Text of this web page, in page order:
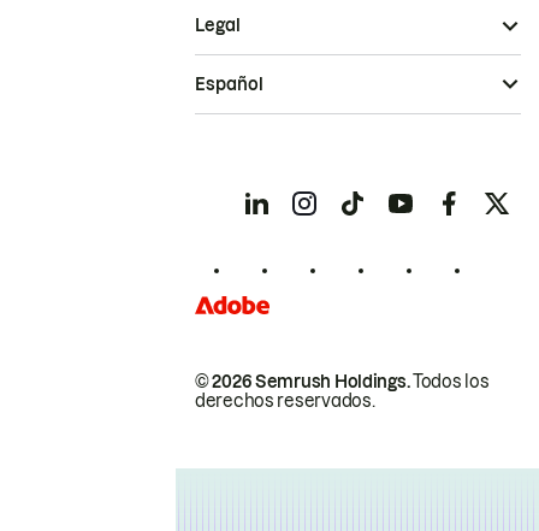
© 2026 Semrush Holdings.Todos los
derechos reservados.
Legal
Español